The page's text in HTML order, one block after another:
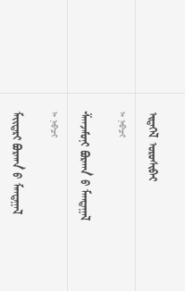
 
     
     